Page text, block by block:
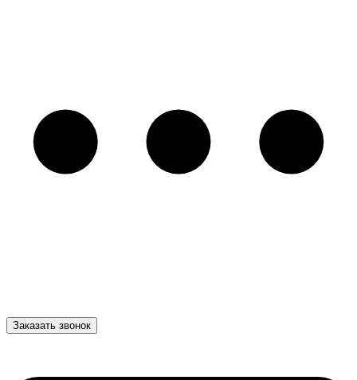
Заказать звонок